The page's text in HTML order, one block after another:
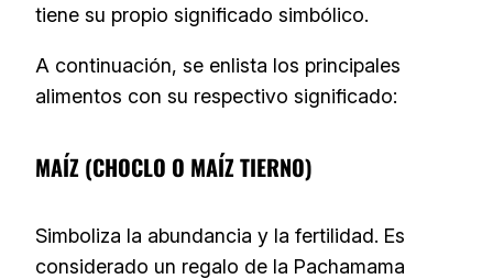
tiene su propio significado simbólico.
A continuación, se enlista los principales
alimentos con su respectivo significado:
MAÍZ (CHOCLO O MAÍZ TIERNO)
Simboliza la abundancia y la fertilidad. Es
considerado un regalo de la Pachamama